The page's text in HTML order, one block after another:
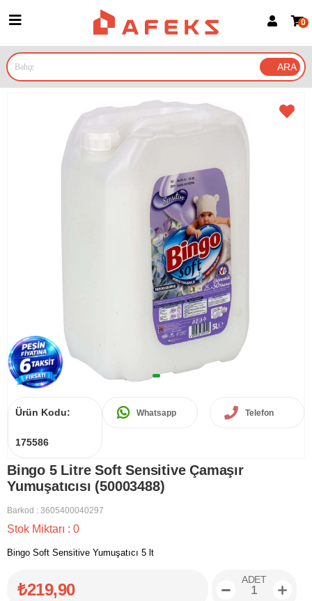
Google İle Bağlan
0
Ürün Kodu:
175586
Whatsapp Telefon
Bingo 5 Litre Soft Sensitive Çamaşır
Yumuşatıcısı (50003488)
Barkod : 3605400040297
Stok Miktarı : 0
Bingo Soft Sensitive Yumuşatıcı 5 lt
₺219,90
ADET